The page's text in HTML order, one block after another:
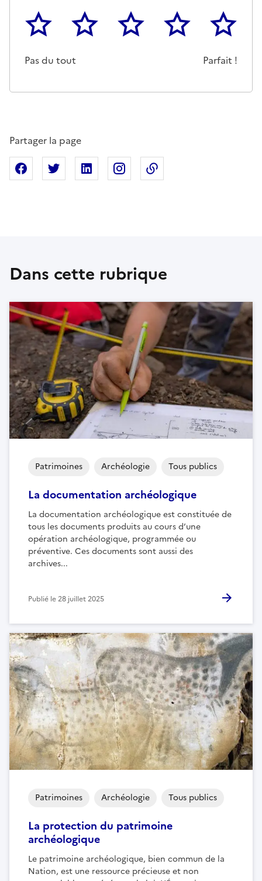
1
Pas du tout
2 3 4 5
Parfait !
Partager la page
Partager sur Facebook
Partager sur XPartager sur Linkedin
Partager sur Instagram
Dans cette rubrique
La documentation archéologique
La documentation archéologique est constituée de
tous les documents produits au cours d’une
opération archéologique, programmée ou
préventive. Ces documents sont aussi des
archives...
Patrimoines Archéologie Tous publics
Publié le28 juillet 2025
La protection du patrimoine
archéologique
Le patrimoine archéologique, bien commun de la
Nation, est une ressource précieuse et non
Patrimoines Archéologie Tous publics